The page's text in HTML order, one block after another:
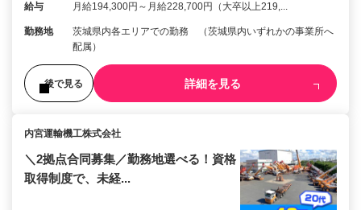
給与 月給194,300円～月給228,700円（大卒以上219,...
勤務地
茨城県内各エリアでの勤務 （茨城県内いずれかの事業所へ
配属）
後で見る 詳細を見る
内宮運輸機工株式会社
＼2拠点合同募集／勤務地選べる！資格
取得制度で、未経...